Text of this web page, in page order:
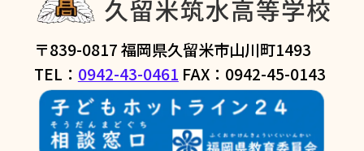
〒839-0817 福岡県久留米市山川町1493
TEL： 0942-43-0461 FAX：0942-45-0143